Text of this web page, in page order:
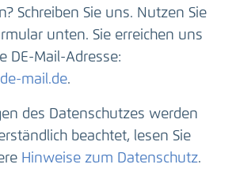
Schreiben Sie uns. Nutzen Sie
unten. Sie erreichen uns
DE-Mail-Adresse:
mail.de.
des Datenschutzes werden
beachtet, lesen Sie
Hinweise zum Datenschutz.